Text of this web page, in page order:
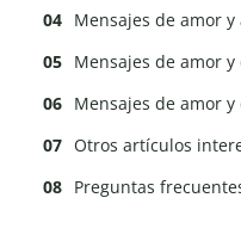
Mensajes de amor y
Mensajes de amor
Mensajes de amor
Otros artículos
Preguntas